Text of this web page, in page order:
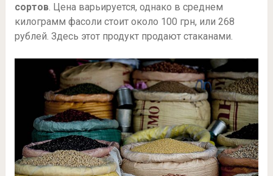
сортов. Цена варьируется, однако в среднем
килограмм фасоли стоит около 100 грн, или 268
рублей. Здесь этот продукт продают стаканами.